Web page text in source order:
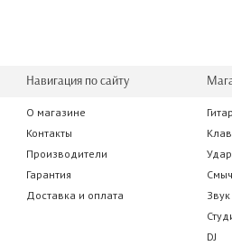
Thomastik Peter Infeld PI100 4/4
455.00 р.
Thomastik
Навигация по сайту
О магазине
Контакты
Производители
Гарантия
Доставка и оплата
Звук
DJ